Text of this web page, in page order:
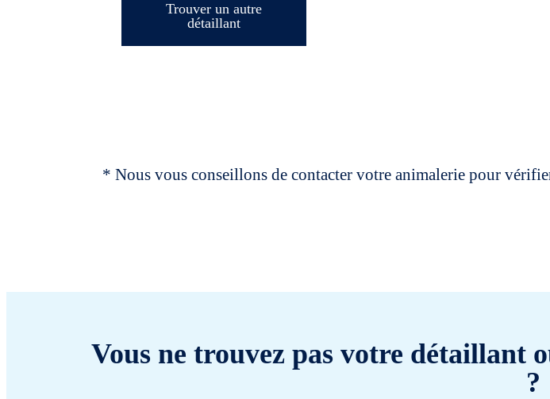
Trouver un autre
détaillant
* Nous vous conseillons de contacter votre animalerie pour
Vous ne trouvez pas votre détaillant
?